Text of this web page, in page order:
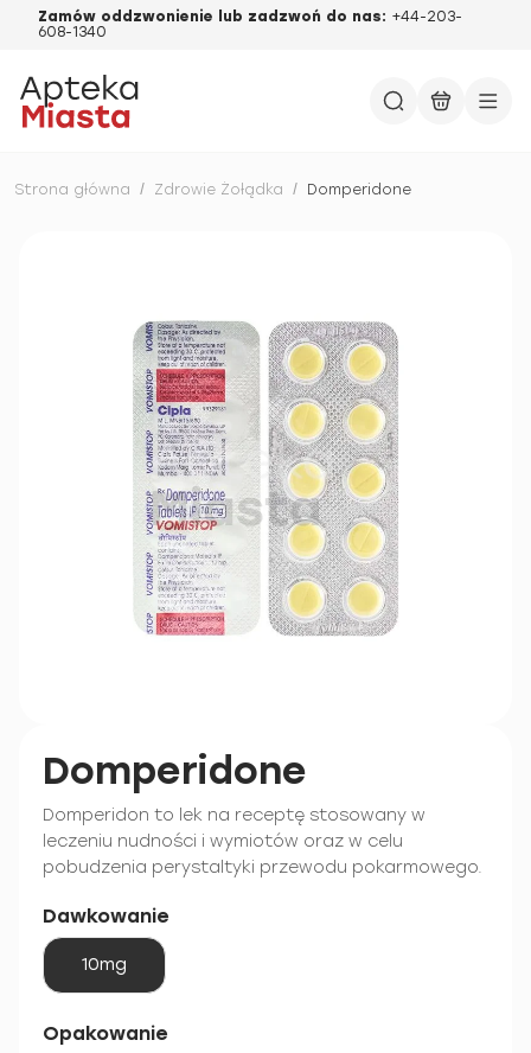
Zamów oddzwonienie lub zadzwoń do nas: +44-203-
608-1340
Strona główna / Zdrowie Żołądka / Domperidone
Domperidone
Domperidon to lek na receptę stosowany w
leczeniu nudności i wymiotów oraz w celu
pobudzenia perystaltyki przewodu pokarmowego.
Dawkowanie
10mg
Opakowanie